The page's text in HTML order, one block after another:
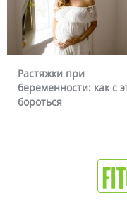
Растяжки при
беременности: как с этим
бороться